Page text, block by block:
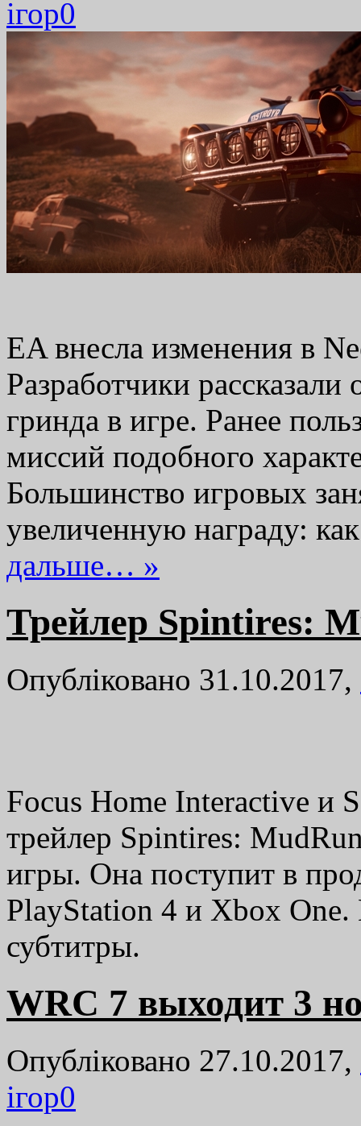
ігор0
EA внесла изменения в
Разработчики
гринда в игре. Ранее
миссий подобного
Большинство игровых
увеличенную награду:
дальше… »
Трейлер Spintires:
Опубліковано 31.10.2017,
Focus Home Interactive и
трейлер Spintires:
игры. Она поступит в
PlayStation 4 и Xbox One.
субтитры.
WRC 7 выходит 3
Опубліковано 27.10.2017,
ігор0